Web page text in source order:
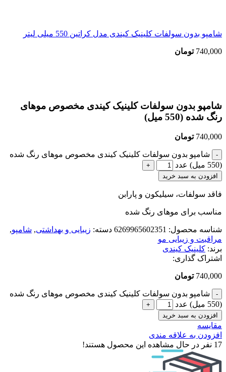
شامپو بدون سولفات کلینیک کیندی مدل کراتین 550 میلی لیتر
740,000 تومان
شامپو بدون سولفات کلینیک کیندی مخصوص موهای
رنگ شده (550 میل)
740,000 تومان
شامپو بدون سولفات کلینیک کیندی مخصوص موهای رنگ شده
(550 میل) عدد
افزودن به سبد خرید
فاقد سولفات، سیلیکون و پارابن
مناسب برای موهای رنگ شده
شناسه محصول: 6269965602351 دسته: زیبایی و بهداشتی, شامپو,
مراقبت و زیبایی مو
برند: کلینیک کیندی
اشتراک گذاری:
740,000 تومان
شامپو بدون سولفات کلینیک کیندی مخصوص موهای رنگ شده
(550 میل) عدد
افزودن به سبد خرید
مقایسه
افزودن به علاقه مندی
17 نفر در حال مشاهده این محصول هستند!